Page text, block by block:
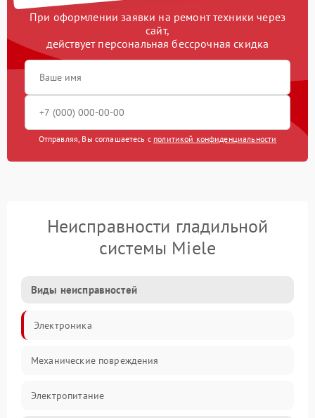
При оформлении заявки на ремонт техники через
сайт,
действует персональная бессрочная скидка
Отправляя, Вы соглашаетесь с политикой конфиденциальности
Неисправности гладильной
системы Miele
Виды неисправностей
Электроника
Механические повреждения
Электропитание